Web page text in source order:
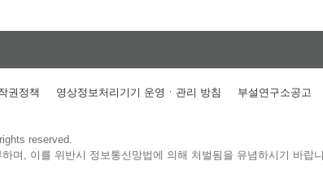
권정책 영상정보처리기기 운영ㆍ관리 방침 부설연구소공고
reserved.
며, 이를 위반시 정보통신망법에 의해 처벌됨을 유념하시기 바랍